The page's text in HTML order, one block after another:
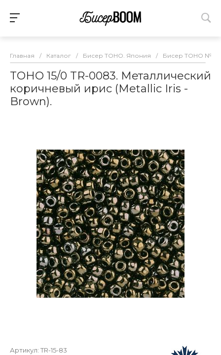
Главная / Каталог / Бисер TOHO. Япония / Бисер TOHO №15
TOHO 15/0 TR-0083. Металлический
коричневый ирис (Metallic Iris -
Brown).
Артикул: TR-15-83